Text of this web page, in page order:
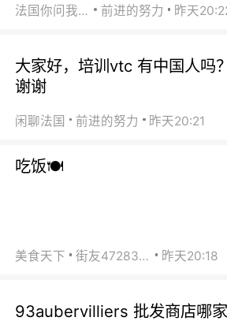
法国你问我答 前进的努力 昨天
大家好，培训vtc 有中国人吗
谢谢
闲聊法国 前进的努力 昨天20:21
吃饭🍽️
美食天下 街友472838572 昨天20:18
93aubervilliers 批发商店哪家